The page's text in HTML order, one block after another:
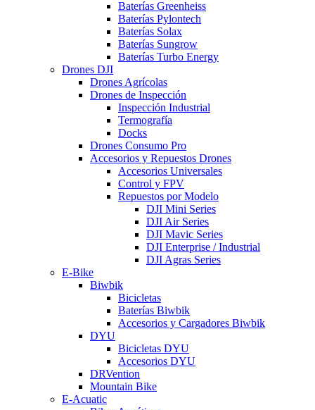
Baterías Greenheiss
Baterías Pylontech
Baterías Solax
Baterías Sungrow
Baterías Turbo Energy
Drones DJI
Drones Agrícolas
Drones de Inspección
Inspección Industrial
Termografía
Docks
Drones Consumo Pro
Accesorios y Repuestos Drones
Accesorios Universales
Control y FPV
Repuestos por Modelo
DJI Mini Series
DJI Air Series
DJI Mavic Series
DJI Enterprise / Industrial
DJI Agras Series
E-Bike
Biwbik
Bicicletas
Baterías Biwbik
Accesorios y Cargadores Biwbik
DYU
Bicicletas DYU
Accesorios DYU
DRVention
Mountain Bike
E-Acuatic